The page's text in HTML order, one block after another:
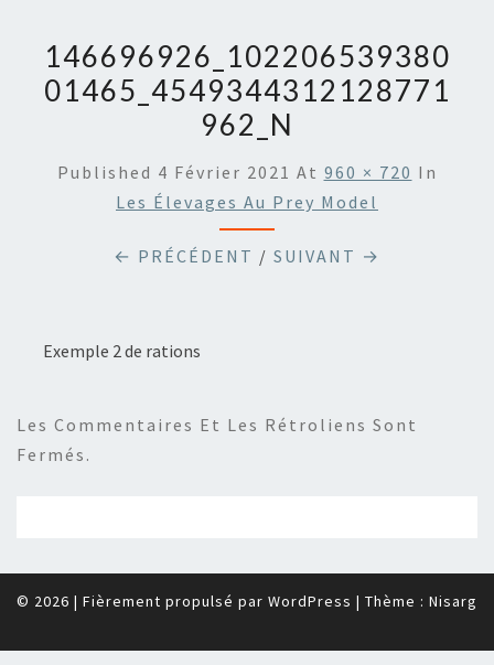
146696926_102206539380
01465_4549344312128771
962_N
Published 4 Février 2021 At 960 × 720 In
Les Élevages Au Prey Model
← PRÉCÉDENT / SUIVANT →
Exemple 2 de rations
Les Commentaires Et Les Rétroliens Sont
Fermés.
© 2026 | Fièrement propulsé par WordPress | Thème : Nisarg